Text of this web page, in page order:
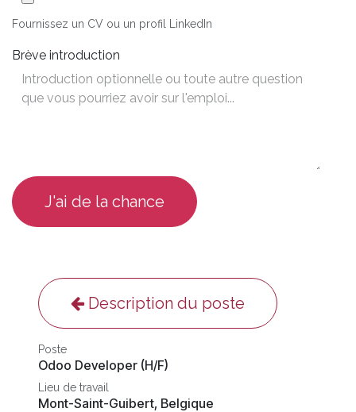
Fournissez un CV ou un profil LinkedIn
Brève introduction
J'ai de la chance
Description du poste
Poste
Odoo Developer (H/F)
Lieu de travail
Mont-Saint-Guibert, Belgique